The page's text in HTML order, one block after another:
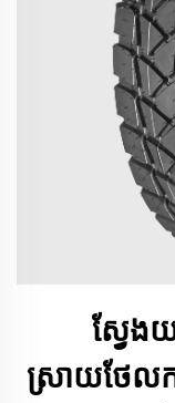
ស្វែង
ស្រាយថែល